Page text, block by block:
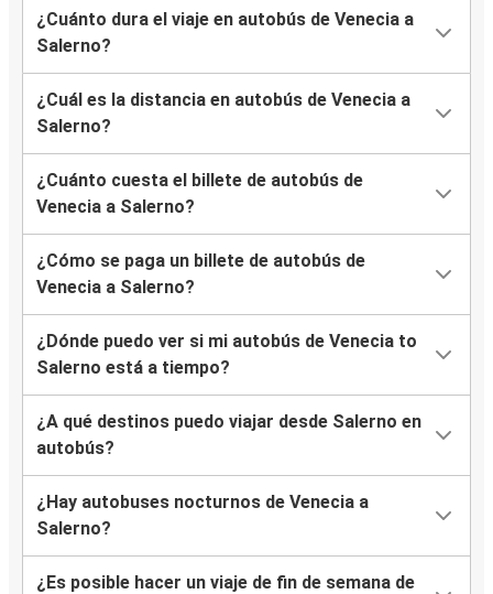
¿Cuánto dura el viaje en autobús de Venecia a
Salerno?
¿Cuál es la distancia en autobús de Venecia a
Salerno?
¿Cuánto cuesta el billete de autobús de
Venecia a Salerno?
¿Cómo se paga un billete de autobús de
Venecia a Salerno?
¿Dónde puedo ver si mi autobús de Venecia to
Salerno está a tiempo?
¿A qué destinos puedo viajar desde Salerno en
autobús?
¿Hay autobuses nocturnos de Venecia a
Salerno?
¿Es posible hacer un viaje de fin de semana de